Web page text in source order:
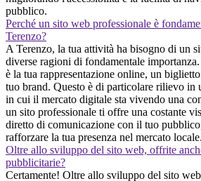
pubblico.
Perché un sito web professionale è
Terenzo?
A Terenzo, la tua attività ha bisogno di un
diverse ragioni di fondamentale
è la tua rappresentazione online, un
tuo brand. Questo è di particolare rilievo in
in cui il mercato digitale sta vivendo una
un sito professionale ti offre una costante
diretto di comunicazione con il tuo
rafforzare la tua presenza nel mercato locale.
Oltre allo sviluppo del sito web, offrite
pubblicitarie?
Certamente! Oltre allo sviluppo del sito